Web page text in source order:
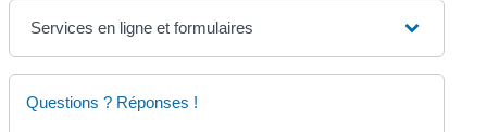
Services en ligne et formulaires
Questions ? Réponses !